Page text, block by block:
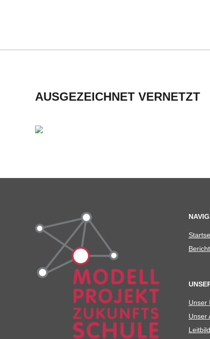
I
D
-
C
U
AUSGEZEICHNET VERNETZT
Unser
Unser
Leit­bild